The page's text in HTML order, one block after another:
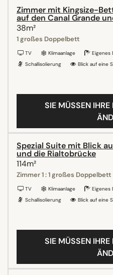
Zimmer mit Kingsize-
auf den Canal Grande
38m²
1 großes Doppelbett
TV Klimaanlage Eigenes
Schallisolierung
Blick auf eine
SIE MÜSSEN
Spezial Suite mit Blick
und die Rialtobrücke
114m²
Zimmer 1 : 1 großes Doppelbett
TV Klimaanlage Eigenes
Schallisolierung
Blick auf eine
SIE MÜSSEN